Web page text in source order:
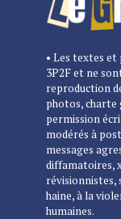
• Les textes
3P2F et ne
reproduction
photos, charte
permission
modérés à
messages
diffamatoires,
révisionnistes,
haine, à la
humaines.